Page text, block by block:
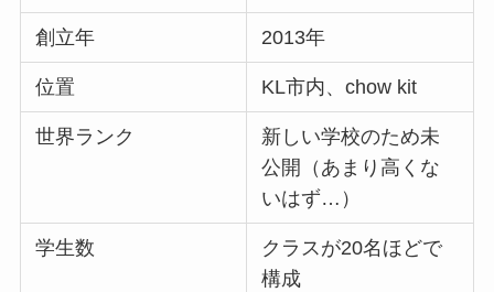
創立年 2013年
位置 KL市内、chow kit
世界ランク
新しい学校のため未
公開（あまり高くな
いはず…）
学生数
クラスが20名ほどで
構成